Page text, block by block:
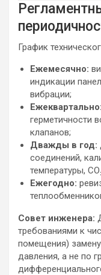
График
Ежемесячно:
индикации
вибрации;
Ежеквартально:
герметичности
клапанов;
Дважды в год:
соединений,
температуры,
Ежегодно:
Совет инженера:
требованиями к
помещения)
давления, а не по